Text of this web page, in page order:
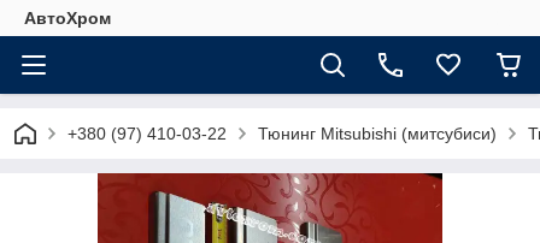
АвтоХром
+380 (97) 410-03-22 Тюнинг Mitsubishi (митсубиси)